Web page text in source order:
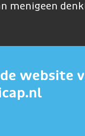
menigeen
website